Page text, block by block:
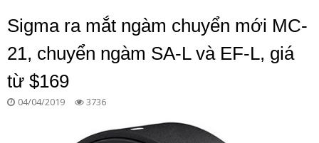
Sigma ra mắt ngàm chuyển mới MC-
21, chuyển ngàm SA-L và EF-L, giá
từ $169
04/04/2019 3736